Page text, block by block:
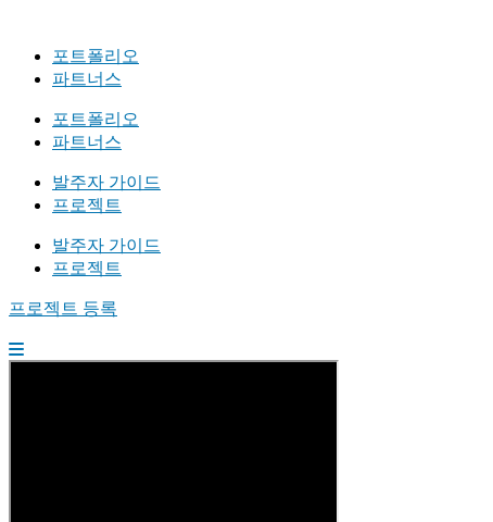
포트폴리오
파트너스
포트폴리오
파트너스
발주자 가이드
프로젝트
발주자 가이드
프로젝트
프로젝트 등록